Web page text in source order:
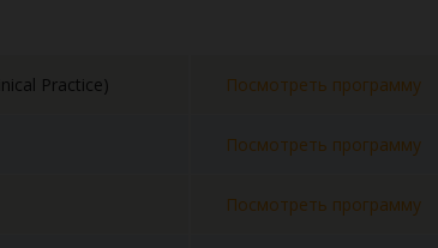
Practice) Посмотреть программу
Посмотреть программу
Посмотреть программу